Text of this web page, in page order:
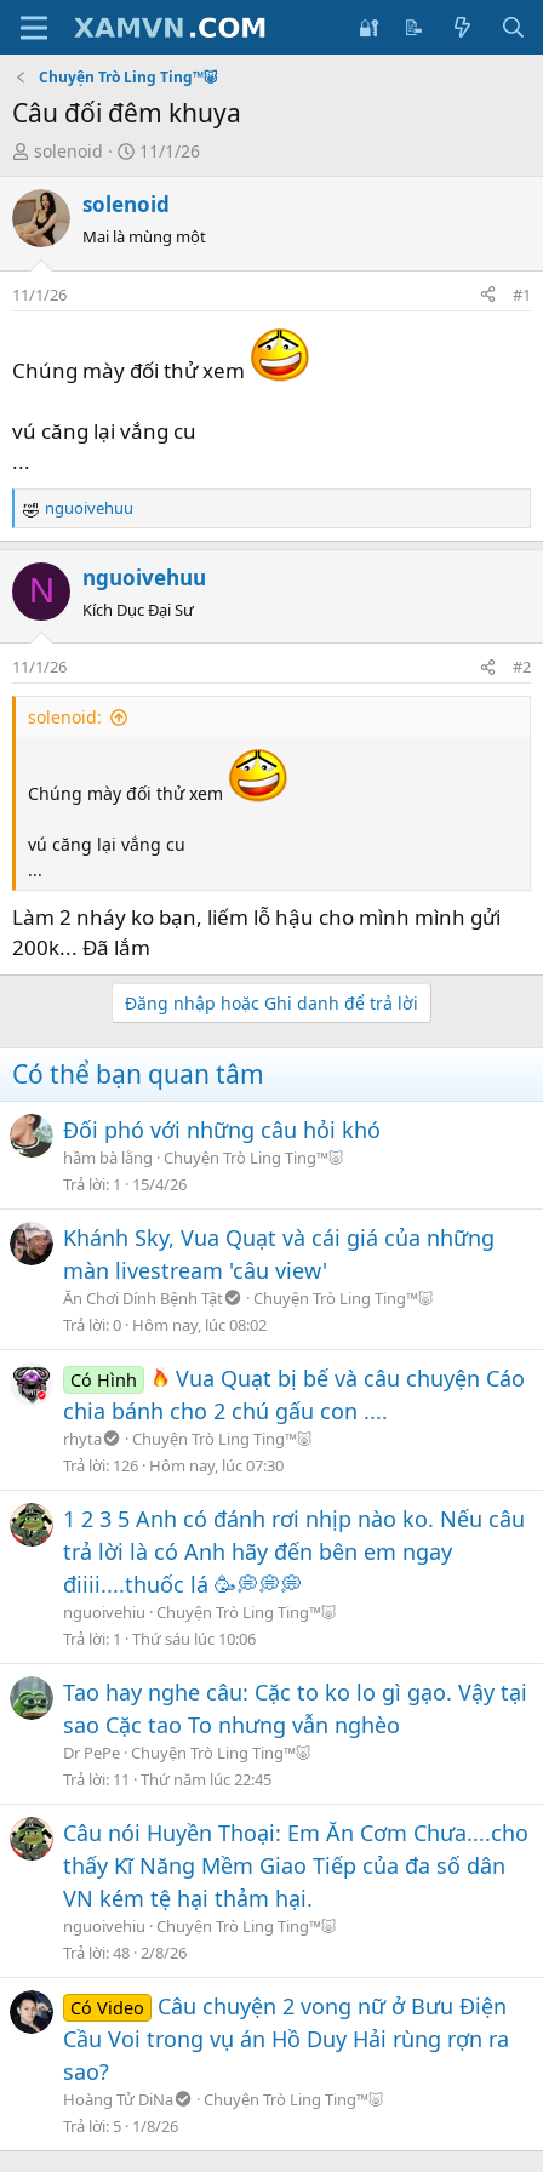
🔐 📝
Chuyện Trò Ling Ting™🐷
Câu đối đêm khuya
T
o
b
ở
i
solenoid
S
a
d
11/1/26
solenoid
Mai là mùng một
11/1/26 #1
Chúng mày đối thử xem
vú căng lại vắng cu
...
R
e
a
t
n
s
nguoivehuu
N nguoivehuu
Kích Dục Đại Sư
11/1/26 #2
solenoid:
Chúng mày đối thử xem
vú căng lại vắng cu
...
Làm 2 nháy ko bạn, liếm lỗ hậu cho mình mình gửi
200k... Đã lắm
Đăng nhập hoặc Ghi danh để trả lời
Có thể bạn quan tâm
Đối phó với những câu hỏi khó
hầm bà lằng
Chuyện Trò Ling Ting™🐷
Trả lời 1 15/4/26
Khánh Sky, Vua Quạt và cái giá của những
màn livestream 'câu view'
Ăn Chơi Dính Bệnh Tật
Chuyện Trò Ling Ting™🐷
Trả lời 0 Hôm nay, lúc 08:02
Có Hình
Vua Quạt bị bế và câu chuyện Cáo
chia bánh cho 2 chú gấu con ....
rhyta
Chuyện Trò Ling Ting™🐷
Trả lời 126 Hôm nay, lúc 07:30
1 2 3 5 Anh có đánh rơi nhịp nào ko. Nếu câu
trả lời là có Anh hãy đến bên em ngay
điiii....thuốc lá 🥳💭💭💭
nguoivehiu
Chuyện Trò Ling Ting™🐷
Trả lời 1 Thứ sáu lúc 10:06
Tao hay nghe câu: Cặc to ko lo gì gạo. Vậy tại
sao Cặc tao To nhưng vẫn nghèo
Dr PePe Chuyện Trò Ling Ting™🐷
Trả lời 11 Thứ năm lúc 22:45
Câu nói Huyền Thoại: Em Ăn Cơm Chưa....cho
thấy Kĩ Năng Mềm Giao Tiếp của đa số dân
VN kém tệ hại thảm hại.
nguoivehiu
Chuyện Trò Ling Ting™🐷
Trả lời 48 2/8/26
Có Video
Câu chuyện 2 vong nữ ở Bưu Điện
Cầu Voi trong vụ án Hồ Duy Hải rùng rợn ra
sao?
Hoàng Tử DiNa
Chuyện Trò Ling Ting™🐷
Trả lời 5 1/8/26